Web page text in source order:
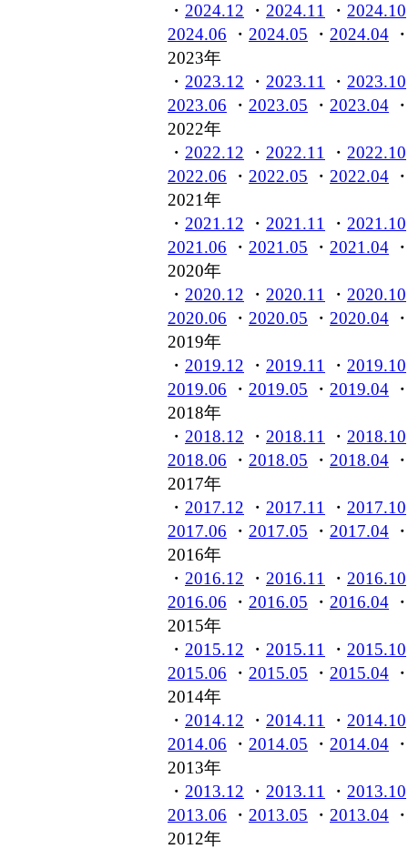
・ 2024.12 ・ 2024.11 ・ 2024.10
2024.06 ・ 2024.05 ・ 2024.04
2023年
・ 2023.12 ・ 2023.11 ・ 2023.10
2023.06 ・ 2023.05 ・ 2023.04
2022年
・ 2022.12 ・ 2022.11 ・ 2022.10
2022.06 ・ 2022.05 ・ 2022.04
2021年
・ 2021.12 ・ 2021.11 ・ 2021.10
2021.06 ・ 2021.05 ・ 2021.04
2020年
・ 2020.12 ・ 2020.11 ・ 2020.10
2020.06 ・ 2020.05 ・ 2020.04
2019年
・ 2019.12 ・ 2019.11 ・ 2019.10
2019.06 ・ 2019.05 ・ 2019.04
2018年
・ 2018.12 ・ 2018.11 ・ 2018.10
2018.06 ・ 2018.05 ・ 2018.04
2017年
・ 2017.12 ・ 2017.11 ・ 2017.10
2017.06 ・ 2017.05 ・ 2017.04
2016年
・ 2016.12 ・ 2016.11 ・ 2016.10
2016.06 ・ 2016.05 ・ 2016.04
2015年
・ 2015.12 ・ 2015.11 ・ 2015.10
2015.06 ・ 2015.05 ・ 2015.04
2014年
・ 2014.12 ・ 2014.11 ・ 2014.10
2014.06 ・ 2014.05 ・ 2014.04
2013年
・ 2013.12 ・ 2013.11 ・ 2013.10
2013.06 ・ 2013.05 ・ 2013.04
2012年